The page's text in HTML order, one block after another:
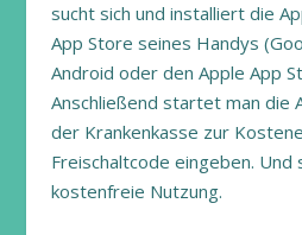
sucht sich und installiert die
App Store seines Handys
Android oder den Apple App
Anschließend startet man die
der Krankenkasse zur
Freischaltcode eingeben. Und
kostenfreie Nutzung.